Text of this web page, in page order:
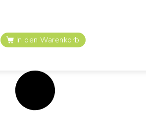
In den Warenkorb